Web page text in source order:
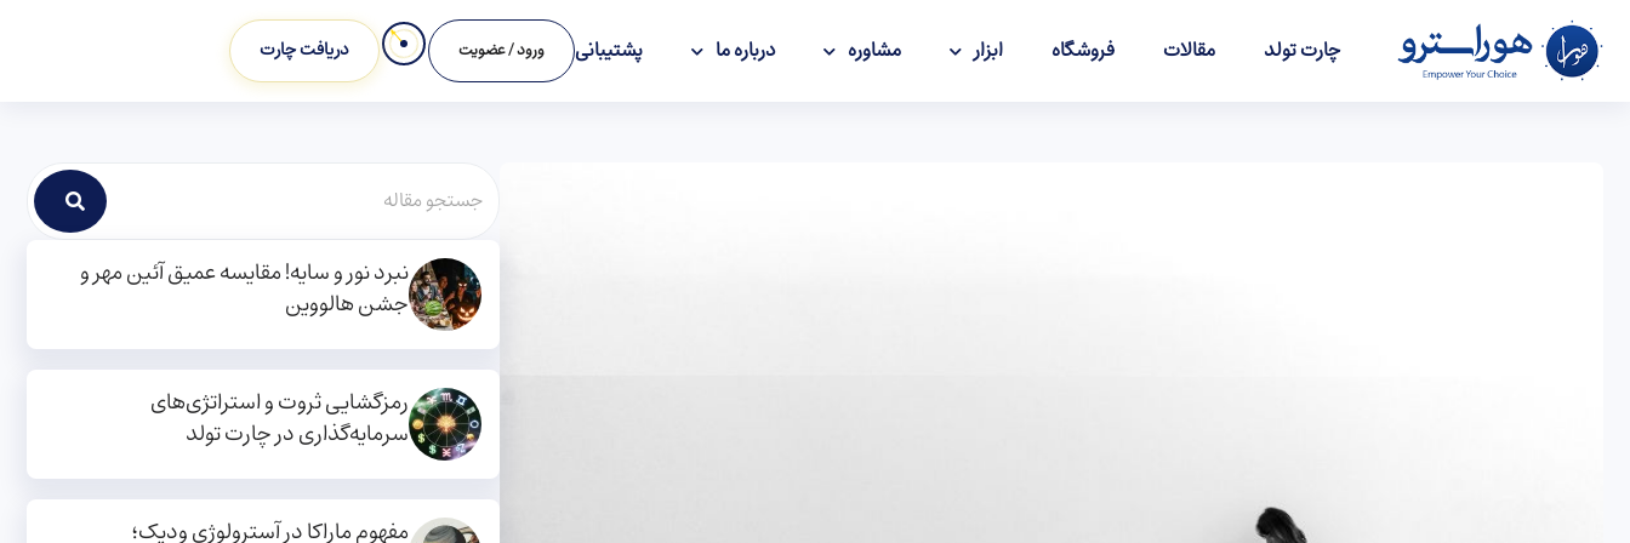
چارت تولد مقالات فروشگاه ابزار مشاوره درباره ما پشتیبانی ورود / عضویت دریافت چارت
نبرد نور و سایه! مقایسه عمیق آئین مهر و
جشن هالووین
رمزگشایی ثروت و استراتژی‌های
سرمایه‌گذاری در چارت تولد
مفهوم ماراکا در آسترولوژی ودیک؛